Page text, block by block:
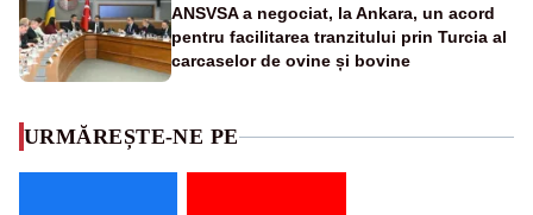
ANSVSA a negociat, la Ankara, un acord
pentru facilitarea tranzitului prin Turcia al
carcaselor de ovine și bovine
URMĂREȘTE-NE PE